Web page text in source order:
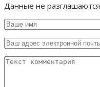
Данные не разглашаются